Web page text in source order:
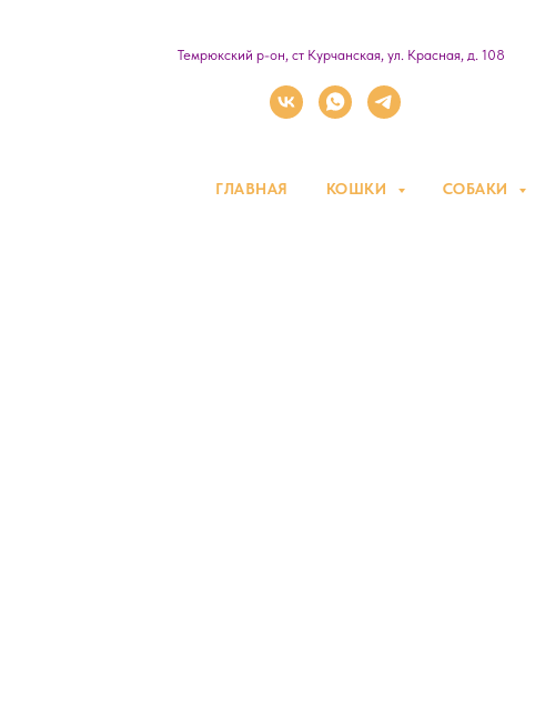
Темрюкский р-он, ст Курчанская, ул. Красная, д. 108
ГЛАВНАЯ КОШКИ СОБАКИ